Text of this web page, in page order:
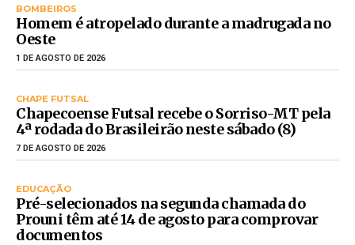
BOMBEIROS
Homem é atropelado durante a madrugada no
Oeste
1 DE AGOSTO DE 2026
CHAPE FUTSAL
Chapecoense Futsal recebe o Sorriso-MT pela
4ª rodada do Brasileirão neste sábado (8)
7 DE AGOSTO DE 2026
EDUCAÇÃO
Pré-selecionados na segunda chamada do
Prouni têm até 14 de agosto para comprovar
documentos